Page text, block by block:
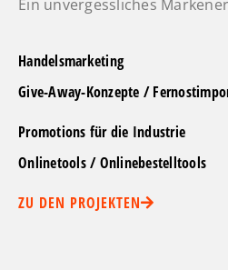
Ein unvergessliches
Handelsmarketing
Give-Away-Konzepte /
Promotions für die Industrie
Onlinetools / Onlinebestelltools
ZU DEN PROJEKTEN